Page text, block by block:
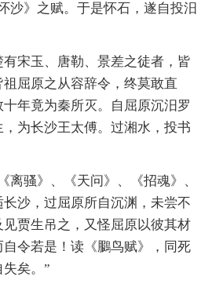
沙》之赋。于是怀石，遂自投汨
宋玉、唐勒、景差之徒者，皆
屈原之从容辞令，终莫敢直
年竟为秦所灭。自屈原沉汨罗
为长沙王太傅。过湘水，投书
骚》、《天问》、《招魂》、
长沙，过屈原所自沉渊，未尝不
贾生吊之，又怪屈原以彼其材
令若是！读《鵩鸟赋》，同死
矣。”